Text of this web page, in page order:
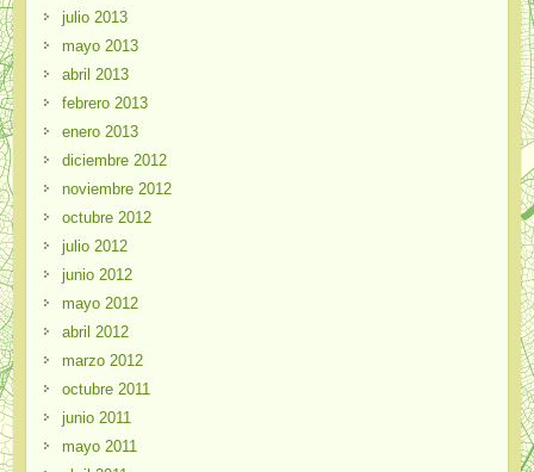
julio 2013
mayo 2013
abril 2013
febrero 2013
enero 2013
diciembre 2012
noviembre 2012
octubre 2012
julio 2012
junio 2012
mayo 2012
abril 2012
marzo 2012
octubre 2011
junio 2011
mayo 2011